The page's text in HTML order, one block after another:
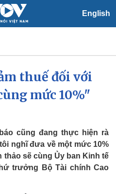
English
Xã hội
Tin 24h
Dấu ấn VOV
Việc làm
Biển đảo
thuế đối với
mức 10%"
cũng đang thực hiện rà
nghĩ đưa về một mức 10%
thảo sẽ cùng Ủy ban Kinh tế
trưởng Bộ Tài chính Cao